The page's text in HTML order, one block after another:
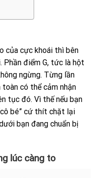
của cực khoái thì bên
điểm G, tức là hột
ngừng. Từng lần
toàn có thể cảm nhận
tục đó. Vì thế nếu bạn
bé” cứ thít chặt lại
bạn đang chuẩn bị
lúc càng to